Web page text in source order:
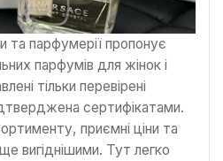
та парфумерії пропонує
парфумів для жінок і
тільки перевірені
сертифікатами.
приємні ціни та
вигіднішими. Тут легко